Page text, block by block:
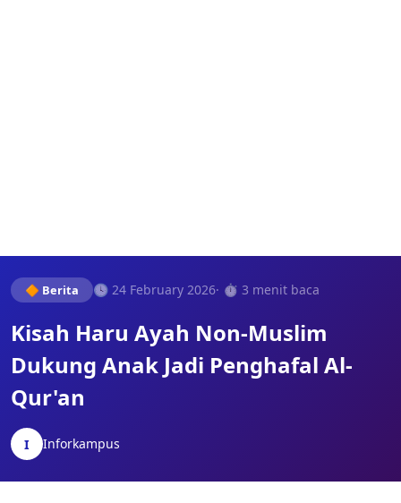
🔶 Berita 🕓 24 February 2026· ⏱️ 3 menit baca
Kisah Haru Ayah Non-Muslim
Dukung Anak Jadi Penghafal Al-
Qur'an
I Inforkampus